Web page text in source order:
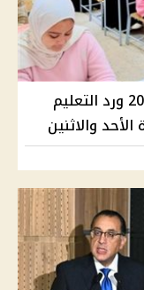
خريطة إجازات المدارس في أبريل 2026 ورد التعليم
والاثنين